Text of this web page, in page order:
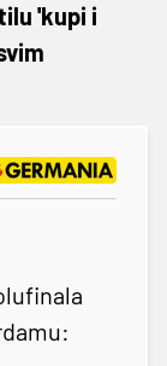
'kupi i